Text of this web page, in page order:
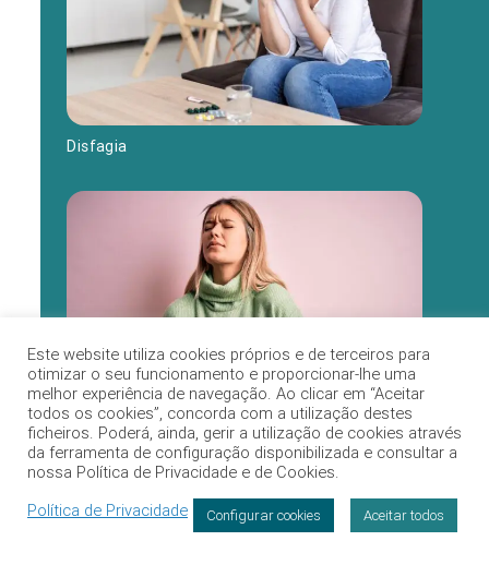
Disfagia
Diverticulite
Marcação
Este website utiliza cookies próprios e de terceiros para
otimizar o seu funcionamento e proporcionar-lhe uma
melhor experiência de navegação. Ao clicar em “Aceitar
todos os cookies”, concorda com a utilização destes
ficheiros. Poderá, ainda, gerir a utilização de cookies através
da ferramenta de configuração disponibilizada e consultar a
nossa Política de Privacidade e de Cookies.
Política de Privacidade
Configurar cookies Aceitar todos